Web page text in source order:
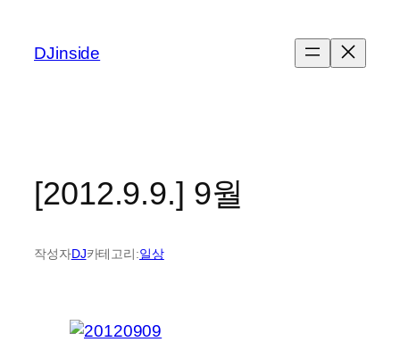
DJinside
[2012.9.9.] 9월
작성자DJ카테고리:일상